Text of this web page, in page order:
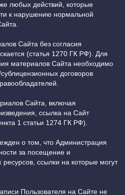
любых действий, которые
к нарушению нормальной
Сайта без согласия
(статья 1270 ГК РФ). Для
материалов Сайта необходимо
договоров
Сайта, включая
ссылка на Сайт
1 статьи 1274 ГК РФ).
о том, что Администрация
за посещение и
ссылки на которые могут
Пользователя на Сайте не